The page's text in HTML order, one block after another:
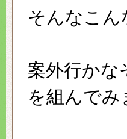
そんなこん
案外行かな
を組んでみ